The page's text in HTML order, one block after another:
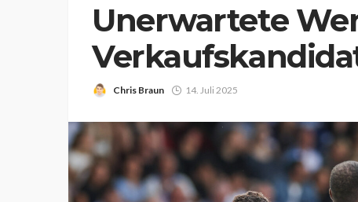
Unerwartete
Chris Braun 14. Juli 2025